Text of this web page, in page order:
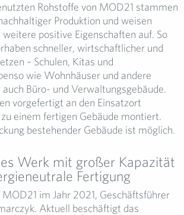
Rohstoffe von MOD21 stammen
Produktion und weisen
positive Eigenschaften auf. So
schneller, wirtschaftlicher und
– Schulen, Kitas und
wie Wohnhäuser und andere
Büro- und Verwaltungsgebäude.
vorgefertigt an den Einsatzort
einem fertigen Gebäude montiert.
bestehender Gebäude ist möglich.
Werk mit großer Kapazität
Fertigung
im Jahr 2021, Geschäftsführer
Aktuell beschäftigt das